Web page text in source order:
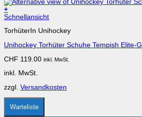
+
Dieses
weist
Varianten
Die
können
der
Produktseite
gewählt
Schnellansicht
TorhüterIn Unihockey
Unihockey Torhüter Schuhe Tempish Elite-G
CHF 119.00 inkl. MwSt.
inkl. MwSt.
zzgl. Versandkosten
Warteliste